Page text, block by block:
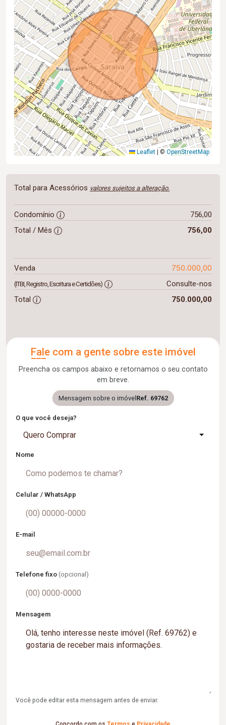
Leaflet © OpenStreetMap
Total para Acessórios valores sujeitos a alteração.
Condomínio
756,00
Total / Mês
756,00
Venda 750.000,00
(ITBI, Registro, Escritura e Certidões)
Consulte-nos
Total
750.000,00
Fale com a gente sobre este imóvel
Preencha os campos abaixo e retornamos o seu contato
em breve.
Mensagem sobre o imóvel Ref. 69762
O que você deseja?
Quero Comprar
Nome
Celular / WhatsApp
E-mail
Telefone fixo (opcional)
Mensagem
Você pode editar esta mensagem antes de enviar.